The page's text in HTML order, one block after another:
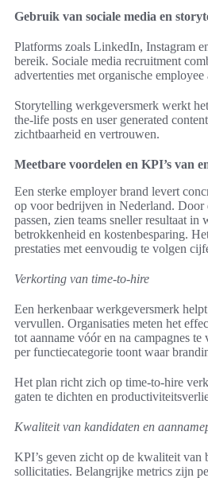
Gebruik van sociale media en
Platforms zoals LinkedIn, Instagram
bereik. Sociale media recruitment
advertenties met organische employee
Storytelling werkgeversmerk werkt
the-life posts en user generated
zichtbaarheid en vertrouwen.
Meetbare voordelen en KPI’s van
Een sterke employer brand levert
op voor bedrijven in Nederland. Door
passen, zien teams sneller resultaat in
betrokkenheid en kostenbesparing.
prestaties met eenvoudig te volgen
Verkorting van time-to-hire
Een herkenbaar werkgeversmerk
vervullen. Organisaties meten het
tot aanname vóór en na campagnes
per functiecategorie toont waar
Het plan richt zich op time-to-hire
gaten te dichten en
Kwaliteit van kandidaten en
KPI’s geven zicht op de kwaliteit van
sollicitaties. Belangrijke metrics zijn